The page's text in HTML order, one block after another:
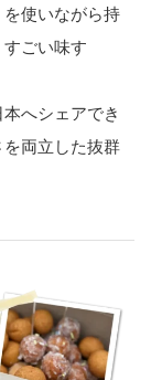
使いながら持
ごい味す
へシェアでき
両立した抜群